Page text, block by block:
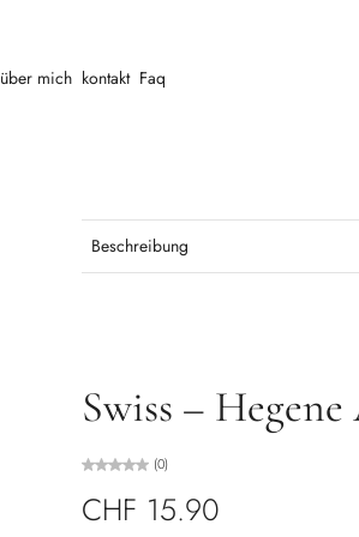
über mich kontakt Faq
Beschreibung
Swiss –
(0)
CHF 15.90